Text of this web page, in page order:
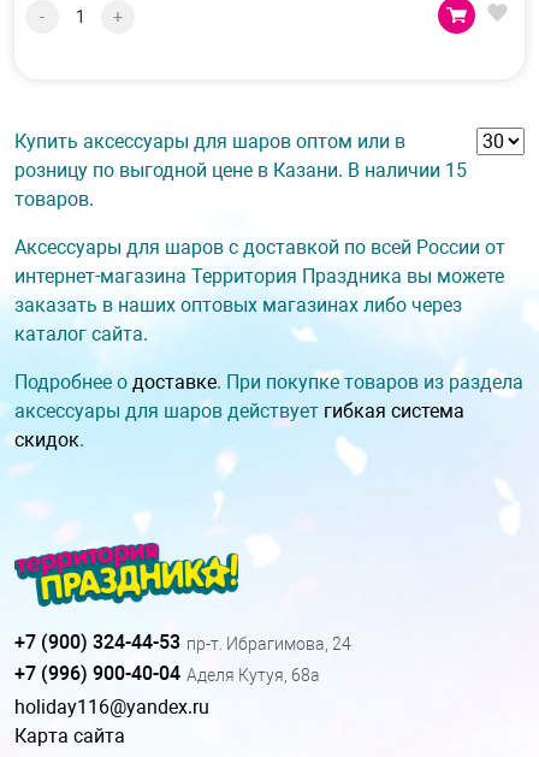
- +
Купить аксессуары для шаров оптом или в
розницу по выгодной цене в Казани. В наличии 15
товаров.
Аксессуары для шаров с доставкой по всей России от
интернет-магазина Территория Праздника вы можете
заказать в наших оптовых магазинах либо через
каталог сайта.
Подробнее о доставке. При покупке товаров из раздела
аксессуары для шаров действует гибкая система
скидок.
+7 (900) 324-44-53 пр-т. Ибрагимова, 24
+7 (996) 900-40-04 Аделя Кутуя, 68а
holiday116@yandex.ru
Карта сайта